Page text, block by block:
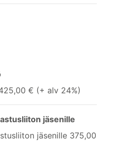
€ (+ alv 24%)
jäsenille
jäsenille 375,00